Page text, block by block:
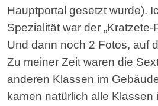
Hauptportal gesetzt wurde).
Spezialität war der „Kratzete-
Und dann noch 2 Fotos, auf
Zu meiner Zeit waren die
anderen Klassen im
kamen natürlich alle